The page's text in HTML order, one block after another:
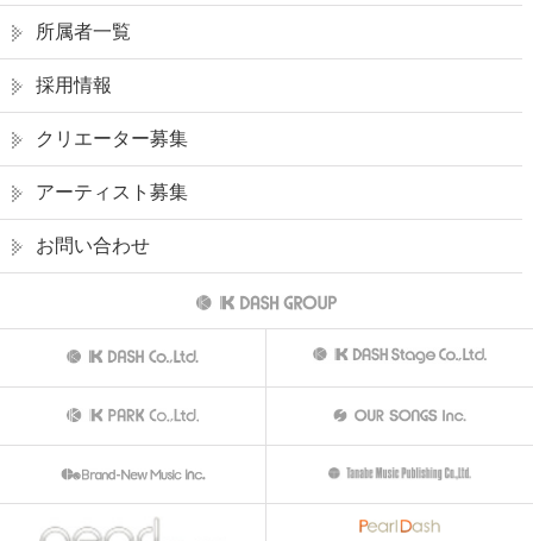
所属者一覧
採用情報
クリエーター募集
アーティスト募集
お問い合わせ